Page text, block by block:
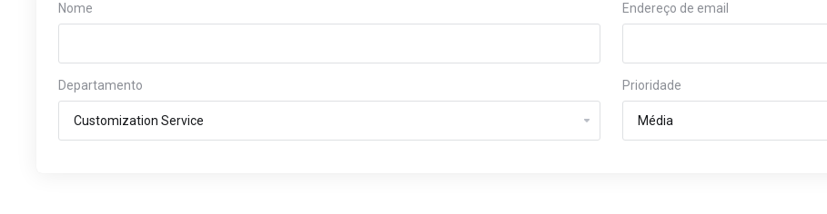
Nome Endereço de email
Departamento Prioridade